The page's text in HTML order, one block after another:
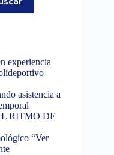
experiencia
asistencia a
RITMO DE
“Ver